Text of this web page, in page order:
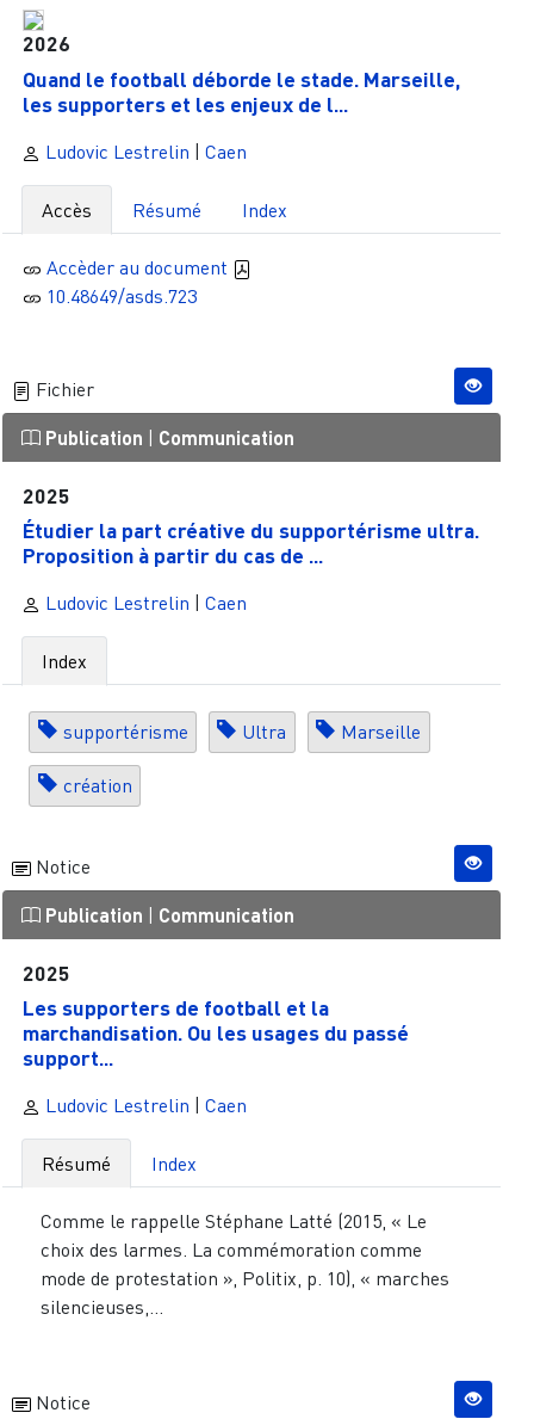
2026
Quand le football déborde le stade. Marseille,
les supporters et les enjeux de l...
Ludovic Lestrelin | Caen
Accès Résumé Index
Accèder au document
10.48649/asds.723
Fichier
Publication | Communication
2025
Étudier la part créative du supportérisme ultra.
Proposition à partir du cas de ...
Ludovic Lestrelin Caen
Index
supportérisme Ultra Marseille
création
Notice
Publication | Communication
2025
Les supporters de football et la
marchandisation. Ou les usages du passé
support...
Ludovic Lestrelin Caen
Résumé Index
Comme le rappelle Stéphane Latté (2015, « Le
choix des larmes. La commémoration comme
mode de protestation », Politix, p. 10), « marches
silencieuses,...
Notice